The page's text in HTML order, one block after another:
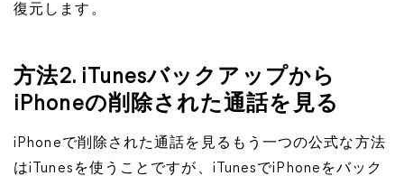
復元します。
方法2. iTunesバックアップから
iPhoneの削除された通話を見る
iPhoneで削除された通話を見るもう一つの公式な方法
はiTunesを使うことですが、iTunesでiPhoneをバック